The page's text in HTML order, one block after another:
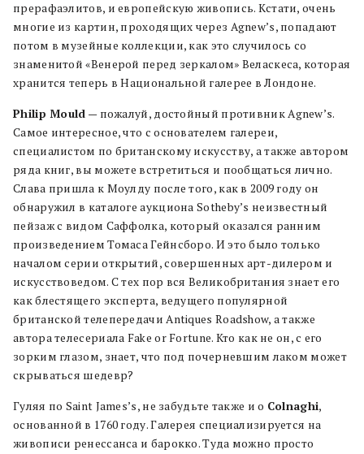
прерафаэлитов, и европейскую живопись. Кстати, очень
многие из картин, проходящих через Agnew’s, попадают
потом в музейные коллекции, как это случилось со
знаменитой «Венерой перед зеркалом» Веласкеса, которая
хранится теперь в Национальной галерее в Лондоне.
Philip Mould — пожалуй, достойный противник Agnew’s.
Самое интересное, что с основателем галереи,
специалистом по британскому искусству, а также автором
ряда книг, вы можете встретиться и пообщаться лично.
Слава пришла к Моулду после того, как в 2009 году он
обнаружил в каталоге аукциона Sotheby’s неизвестный
пейзаж с видом Саффолка, который оказался ранним
произведением Томаса Гейнсборо. И это было только
началом серии открытий, совершенных арт-дилером и
искусствоведом. С тех пор вся Великобритания знает его
как блестящего эксперта, ведущего популярной
британской телепередачи Antiques Roadshow, а также
автора телесериала Fake or Fortune. Кто как не он, с его
зорким глазом, знает, что под почерневшим лаком может
скрываться шедевр?
Гуляя по Saint James’s, не забудьте также и о Colnaghi,
основанной в 1760 году. Галерея специализируется на
живописи ренессанса и барокко. Туда можно просто